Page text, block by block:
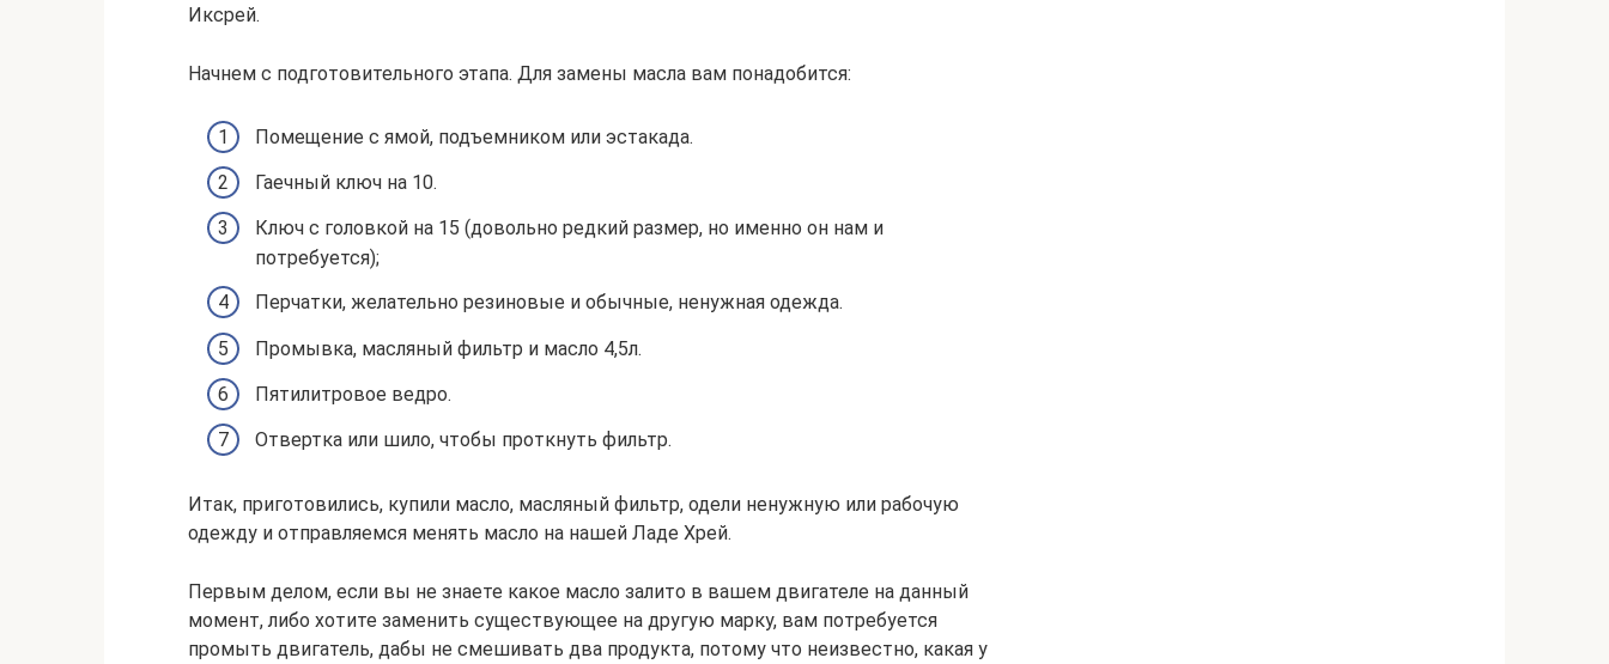
Иксрей.
Начнем с подготовительного этапа. Для замены масла вам понадобится:
Помещение с ямой, подъемником или эстакада.
Гаечный ключ на 10.
Ключ с головкой на 15 (довольно редкий размер, но именно он нам и
потребуется);
Перчатки, желательно резиновые и обычные, ненужная одежда.
Промывка, масляный фильтр и масло 4,5л.
Пятилитровое ведро.
Отвертка или шило, чтобы проткнуть фильтр.
Итак, приготовились, купили масло, масляный фильтр, одели ненужную или рабочую
одежду и отправляемся менять масло на нашей Ладе Хрей.
Первым делом, если вы не знаете какое масло залито в вашем двигателе на данный
момент, либо хотите заменить существующее на другую марку, вам потребуется
промыть двигатель, дабы не смешивать два продукта, потому что неизвестно, какая у